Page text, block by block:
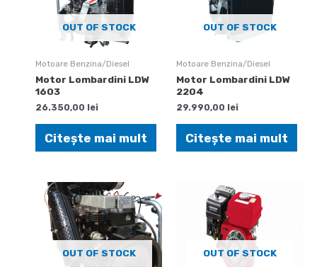
OUT OF STOCK
Motoare Benzina/Diesel
Motor Lombardini LDW
1603
26.350,00 lei
Citește mai mult
OUT OF STOCK
Motoare Benzina/Diesel
Motor Lombardini LDW
2204
29.990,00 lei
Citește mai mult
OUT OF STOCK OUT OF STOCK